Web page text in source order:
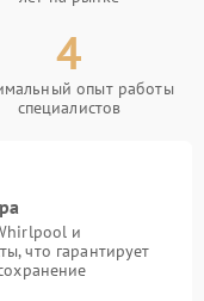
4
опыт работы
специалистов
и
что гарантирует